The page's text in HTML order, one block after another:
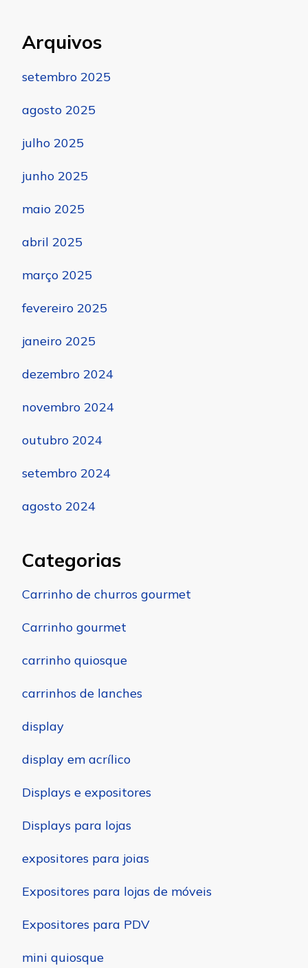
Arquivos
setembro 2025
agosto 2025
julho 2025
junho 2025
maio 2025
abril 2025
março 2025
fevereiro 2025
janeiro 2025
dezembro 2024
novembro 2024
outubro 2024
setembro 2024
agosto 2024
Categorias
Carrinho de churros gourmet
Carrinho gourmet
carrinho quiosque
carrinhos de lanches
display
display em acrílico
Displays e expositores
Displays para lojas
expositores para joias
Expositores para lojas de móveis
Expositores para PDV
mini quiosque